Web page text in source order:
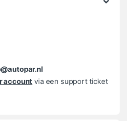
account via een support ticket